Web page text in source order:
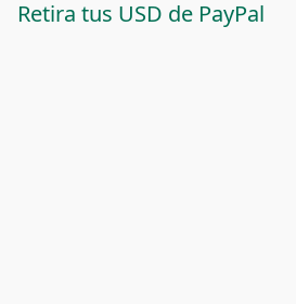
Retira tus USD de PayPal